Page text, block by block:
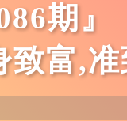
086期
致富,